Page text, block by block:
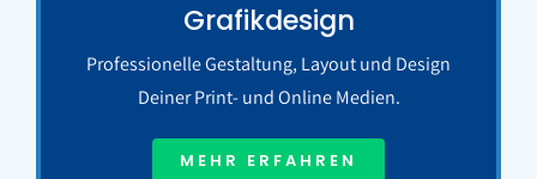
Grafikdesign
Professionelle Gestaltung, Layout und Design
Deiner Print- und Online Medien.
MEHR ERFAHREN